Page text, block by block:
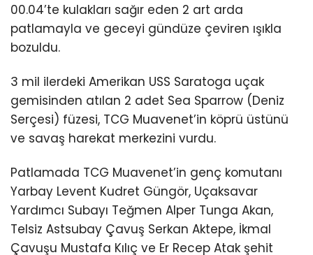
00.04’te kulakları sağır eden 2 art arda
patlamayla ve geceyi gündüze çeviren ışıkla
bozuldu.
3 mil ilerdeki Amerikan USS Saratoga uçak
gemisinden atılan 2 adet Sea Sparrow (Deniz
Serçesi) füzesi, TCG Muavenet’in köprü üstünü
ve savaş harekat merkezini vurdu.
Patlamada TCG Muavenet’in genç komutanı
Yarbay Levent Kudret Güngör, Uçaksavar
Yardımcı Subayı Teğmen Alper Tunga Akan,
Telsiz Astsubay Çavuş Serkan Aktepe, İkmal
Çavuşu Mustafa Kılıç ve Er Recep Atak şehit